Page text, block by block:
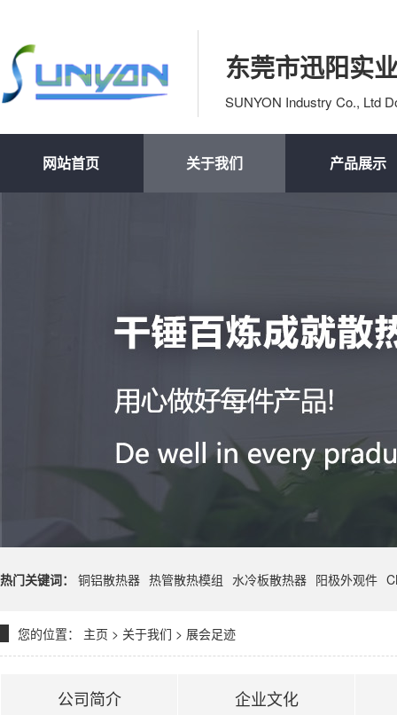
东莞市迅阳实
SUNYON Industry Co., Ltd
网站首页 关于我们 产品展示
热门关键词： 铜铝散热器 热管散热模组 水冷板散热器 阳极外观件
您的位置： 主页 > 关于我们 > 展会足迹
公司简介 企业文化